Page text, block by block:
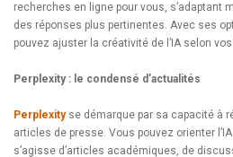
recherches en ligne pour vous, s’adaptant
des réponses plus pertinentes. Avec ses
pouvez ajuster la créativité de l’IA selon
Perplexity : le condensé d’actualités
Perplexityse démarque par sa capacité à
articles de presse. Vous pouvez orienter
s’agisse d’articles académiques, de